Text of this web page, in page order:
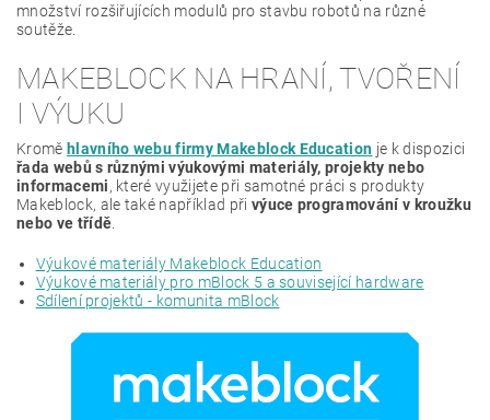
množství rozšiřujících modulů pro stavbu robotů na různé
soutěže.
MAKEBLOCK NA HRANÍ, TVOŘENÍ
I VÝUKU
Kromě hlavního webu firmy Makeblock Education je k dispozici
řada webů s různými výukovými materiály, projekty nebo
informacemi, které využijete při samotné práci s produkty
Makeblock, ale také například při výuce programování v kroužku
nebo ve třídě
Výukové materiály Makeblock Education
Výukové materiály pro mBlock 5 a související hardware
Sdílení projektů - komunita mBlock